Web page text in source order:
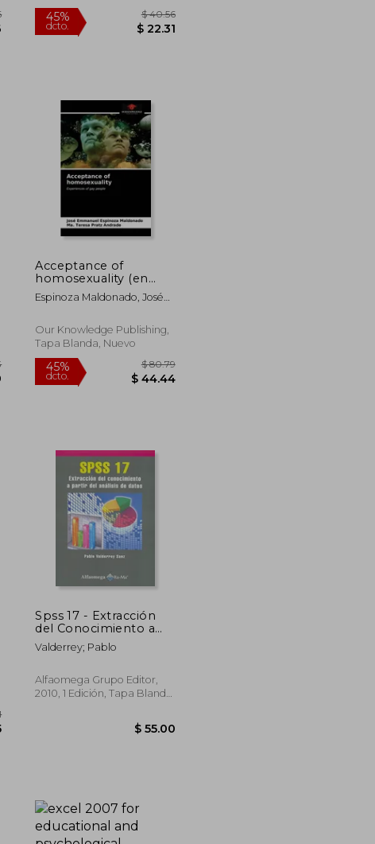
$ 65.26 45%
$ 39.63
$ 21.79
Acceptance of
homosexuality (en
Inglés)
Espinoza Maldonado, José
Ma Teresa
Our Knowledge Publishing,
Tapa Blanda, Nuevo
45%
Spss 17 - Extracción
del Conocimiento a
Partir del Análisis de
Datos
Valderrey; Pablo
Alfaomega Grupo Editor,
2010, 1 Edición, Tapa Blanda,